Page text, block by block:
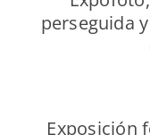
perseguida
Exposición